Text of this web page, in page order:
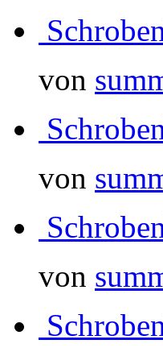
von
von
von